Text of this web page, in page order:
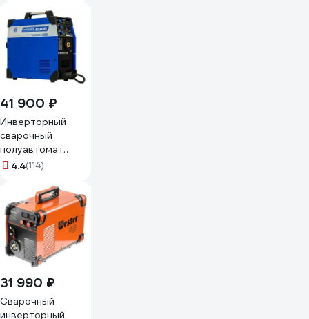
41 900 ₽
Инверторный
сварочный
полуавтомат
Aurora OVERMAN
4.4(114)
31 990 ₽
Сварочный
инверторный